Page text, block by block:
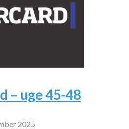
– uge 45-48
2025